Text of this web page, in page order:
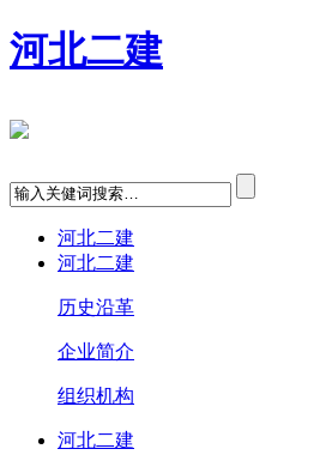
河北二建
河北二建
河北二建
历史沿革
企业简介
组织机构
河北二建